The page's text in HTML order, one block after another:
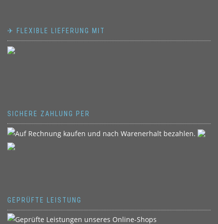
✈ FLEXIBLE LIEFERUNG MIT
SICHERE ZAHLUNG PER
GEPRÜFTE LEISTUNG